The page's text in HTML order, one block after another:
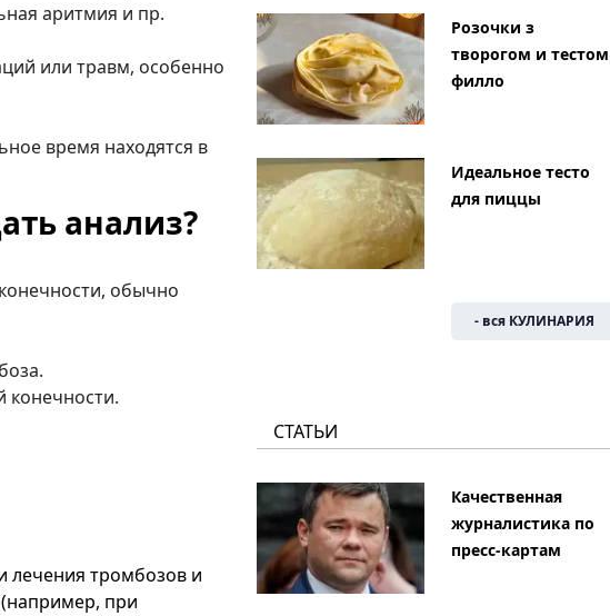
аритмия и пр.
или травм, особенно
время находятся в
анализ?
обычно
конечности.
лечения тромбозов и
при
Розочки з
творогом и тестом
филло
Идеальное тесто
для пиццы
- вся КУЛИНАРИЯ
СТАТЬИ
Качественная
журналистика по
пресс-картам